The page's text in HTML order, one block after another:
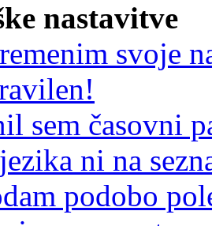
nastavitve
svoje
sem časovni
ni na
podobo